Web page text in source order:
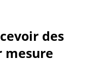
des
mesure